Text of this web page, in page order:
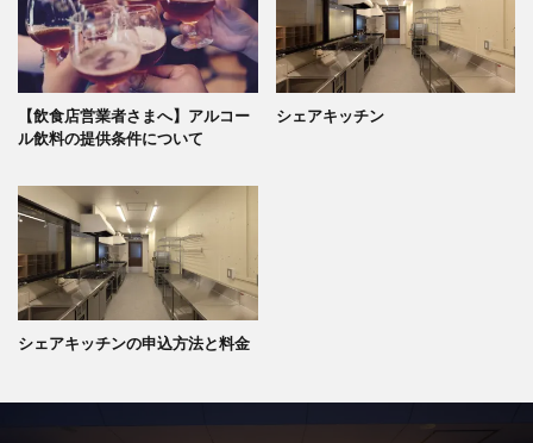
【飲食店営業者さまへ】アルコー
ル飲料の提供条件について
シェアキッチン
シェアキッチンの申込方法と料金